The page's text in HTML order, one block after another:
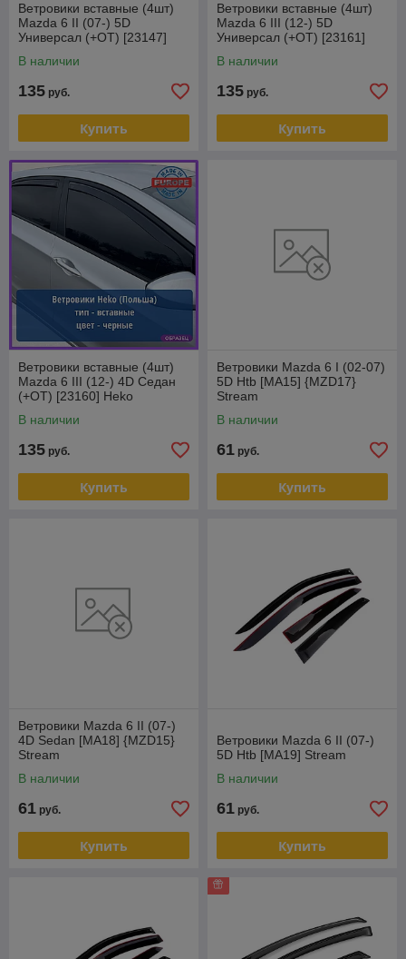
Ветровики вставные (4шт)
Mazda 6 II (07-) 5D
Универсал (+OT) [23147]
В наличии
135 руб.
Купить
Ветровики вставные (4шт)
Mazda 6 III (12-) 5D
Универсал (+OT) [23161]
В наличии
135 руб.
Купить
Ветровики вставные (4шт)
Mazda 6 III (12-) 4D Седан
(+OT) [23160] Heko
В наличии
135 руб.
Купить
Ветровики Mazda 6 I (02-07)
5D Htb [MA15] {MZD17}
Stream
В наличии
61 руб.
Купить
Ветровики Mazda 6 II (07-)
4D Sedan [MA18] {MZD15}
Stream
В наличии
61 руб.
Купить
Ветровики Mazda 6 II (07-)
5D Htb [MA19] Stream
В наличии
61 руб.
Купить